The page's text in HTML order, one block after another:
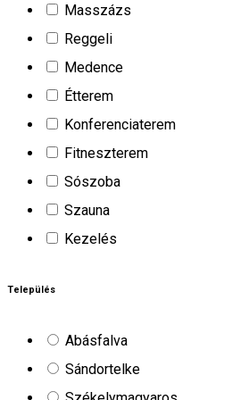
Masszázs
Reggeli
Medence
Étterem
Konferenciaterem
Fitneszterem
Sószoba
Szauna
Kezelés
Település
Abásfalva
Sándortelke
1647 Lunca de Jos
Apartman
Dóri
A Dóri kiadó apartman Hargitafürdőn
fűtés, udvar, internet, garázs, 900 m a
A Csíkszeredában található 4 Fa
apartmanház hat darab kényelmes
konyhával egybenyitott nappali